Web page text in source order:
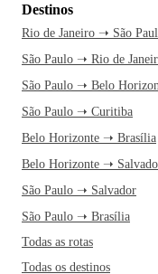
Destinos
Rio de Janeiro ➝ São
São Paulo ➝ Rio de
São Paulo ➝ Belo
São Paulo ➝ Curitiba
Belo Horizonte ➝ Brasília
Belo Horizonte ➝
São Paulo ➝ Salvador
São Paulo ➝ Brasília
Todas as rotas
Todas os destinos